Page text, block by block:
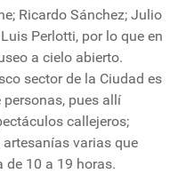
Ricardo Sánchez; Julio
Perlotti, por lo que en
a cielo abierto.
sector de la Ciudad es
pues allí
callejeros;
varias que
10 a 19 horas.